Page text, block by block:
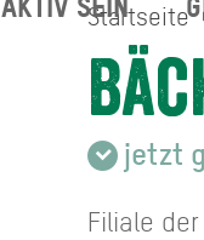
Startseite
jetzt
Filiale
AKTIV SEIN